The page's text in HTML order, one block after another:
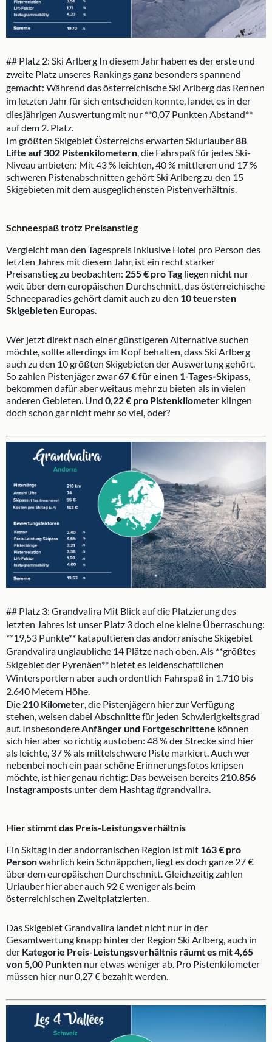
## Platz 2: Ski Arlberg In diesem Jahr haben es der erste und
zweite Platz unseres Rankings ganz besonders spannend
gemacht: Während das österreichische Ski Arlberg das Rennen
im letzten Jahr für sich entscheiden konnte, landet es in der
diesjährigen Auswertung mit nur **0,07 Punkten Abstand**
auf dem 2. Platz.
Im größten Skigebiet Österreichs erwarten Skiurlauber88
Lifte auf 302 Pistenkilometern , die Fahrspaß für jedes Ski-
Niveau anbieten: Mit 43 % leichten, 40 % mittleren und 17 %
schweren Pistenabschnitten gehört Ski Arlberg zu den 15
Skigebieten mit dem ausgeglichensten Pistenverhältnis.
Schneespaß trotz Preisanstieg
Vergleicht man den Tagespreis inklusive Hotel pro Person des
letzten Jahres mit diesem Jahr, ist ein recht starker
Preisanstieg zu beobachten: 255 € pro Tag liegen nicht nur
weit über dem europäischen Durchschnitt, das österreichische
Schneeparadies gehört damit auch zu den 10 teuersten
Skigebieten Europas
Wer jetzt direkt nach einer günstigeren Alternative suchen
möchte, sollte allerdings im Kopf behalten, dass Ski Arlberg
auch zu den 10 größten Skigebieten der Auswertung gehört.
So zahlen Pistenjäger zwar67 € für einen 1-Tages-Skipass
bekommen dafür aber weitaus mehr zu bieten als in vielen
anderen Gebieten. Und 0,22 € pro Pistenkilometer klingen
doch schon gar nicht mehr so viel, oder?
## Platz 3: Grandvalira Mit Blick auf die Platzierung des
letzten Jahres ist unser Platz 3 doch eine kleine Überraschung:
**19,53 Punkte** katapultieren das andorranische Skigebiet
Grandvalira unglaubliche 14 Plätze nach oben. Als **größtes
Skigebiet der Pyrenäen** bietet es leidenschaftlichen
Wintersportlern aber auch ordentlich Fahrspaß in 1.710 bis
2.640 Metern Höhe.
Die 210 Kilometer, die Pistenjägern hier zur Verfügung
stehen, weisen dabei Abschnitte für jeden Schwierigkeitsgrad
auf. InsbesondereAnfänger und Fortgeschrittene können
sich hier aber so richtig austoben: 48 % der Strecke sind hier
als leichte, 37 % als mittelschwere Piste markiert. Auch wer
nebenbei noch ein paar schöne Erinnerungsfotos knipsen
möchte, ist hier genau richtig: Das beweisen bereits 210.856
Instagramposts unter dem Hashtag #grandvalira.
Hier stimmt das Preis-Leistungsverhältnis
Ein Skitag in der andorranischen Region ist mit 163 € pro
Personwahrlich kein Schnäppchen, liegt es doch ganze 27 €
über dem europäischen Durchschnitt. Gleichzeitig zahlen
Urlauber hier aber auch 92 € weniger als beim
österreichischen Zweitplatzierten.
Das Skigebiet Grandvalira landet nicht nur in der
Gesamtwertung knapp hinter der Region Ski Arlberg, auch in
der Kategorie Preis-Leistungsverhältnis räumt es mit 4,65
von 5,00 Punkten nur etwas weniger ab. Pro Pistenkilometer
müssen hier nur 0,27 € bezahlt werden.